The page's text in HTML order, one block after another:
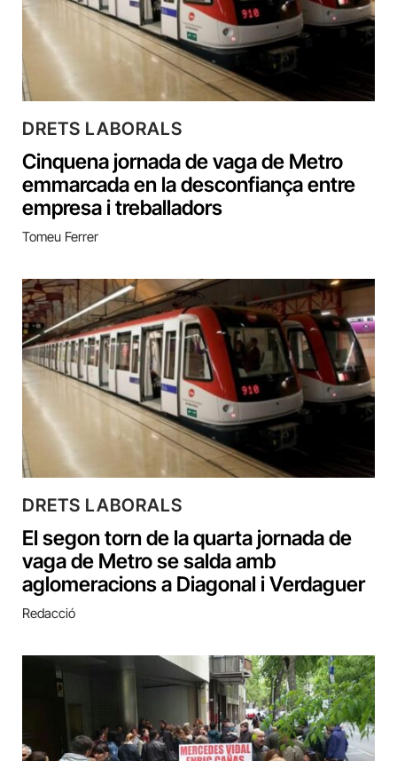
DRETS LABORALS
Cinquena jornada de vaga de Metro
emmarcada en la desconfiança entre
empresa i treballadors
Tomeu Ferrer
DRETS LABORALS
El segon torn de la quarta jornada de
vaga de Metro se salda amb
aglomeracions a Diagonal i Verdaguer
Redacció